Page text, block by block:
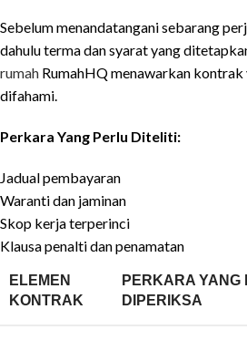
Sebelum menandatangani sebarang
dahulu terma dan syarat yang
rumah RumahHQ menawarkan kontrak
difahami.
Perkara Yang Perlu Diteliti:
Jadual pembayaran
Waranti dan jaminan
Skop kerja terperinci
Klausa penalti dan penamatan
ELEMEN
KONTRAK
PERKARA YANG
DIPERIKSA